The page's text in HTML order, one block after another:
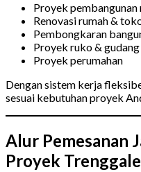
Proyek pembangunan
Renovasi rumah &
Pembongkaran
Proyek ruko & gudang
Proyek perumahan
Dengan sistem kerja
sesuai kebutuhan proyek
Alur Pemesanan
Proyek